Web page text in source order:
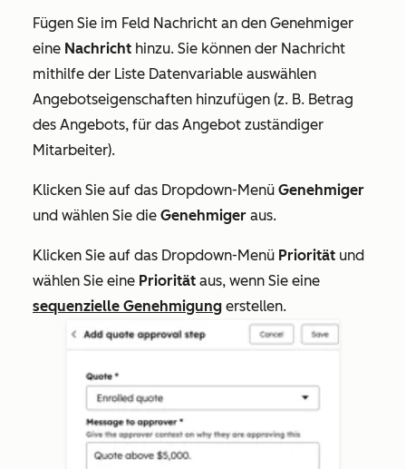
Fügen Sie im Feld Nachricht an den Genehmiger
eine Nachricht hinzu. Sie können der Nachricht
mithilfe der Liste Datenvariable auswählen
Angebotseigenschaften hinzufügen (z. B. Betrag
des Angebots, für das Angebot zuständiger
Mitarbeiter).
Klicken Sie auf das Dropdown-Menü Genehmiger
und wählen Sie die Genehmiger aus.
Klicken Sie auf das Dropdown-Menü Priorität und
wählen Sie eine Priorität aus, wenn Sie eine
sequenzielle Genehmigung erstellen.